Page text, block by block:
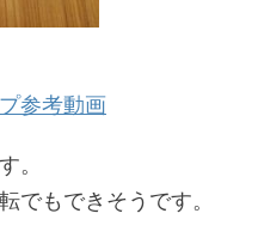
参考動画
。
でもできそうです。